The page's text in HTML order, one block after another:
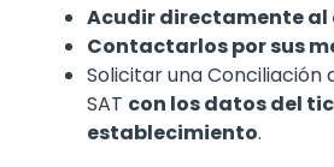
Acudir directamente
Contactarlos por sus
Solicitar una Conciliación
SAT con los datos del
establecimiento.